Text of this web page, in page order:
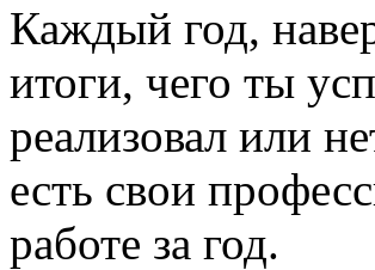
Каждый год,
итоги, чего ты
реализовал или
есть свои
работе за год.